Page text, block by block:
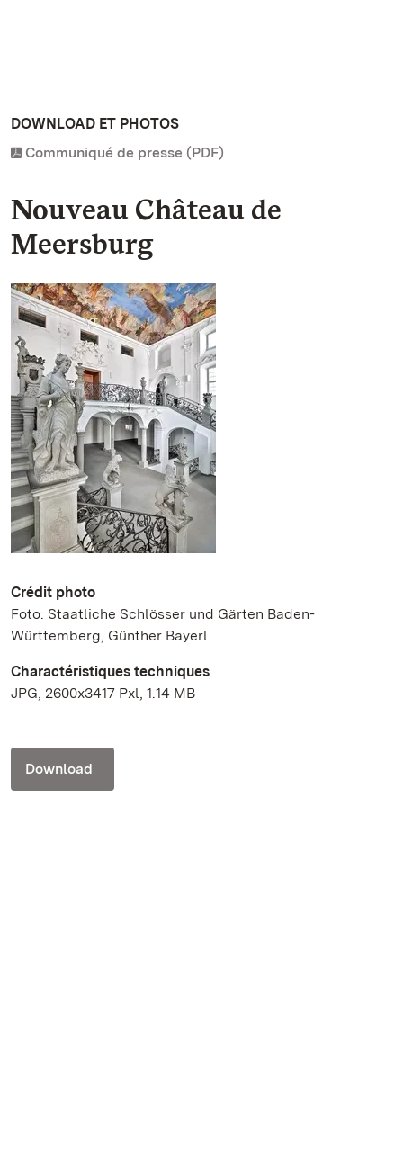
DOWNLOAD ET PHOTOS
Communiqué de presse (PDF)
Nouveau Château de
Meersburg
Crédit photo
Foto: Staatliche Schlösser und Gärten Baden-
Württemberg, Günther Bayerl
Charactéristiques techniques
JPG, 2600x3417 Pxl, 1.14 MB
Download